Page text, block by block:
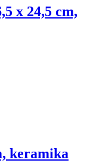
x 24,5 cm,
keramika